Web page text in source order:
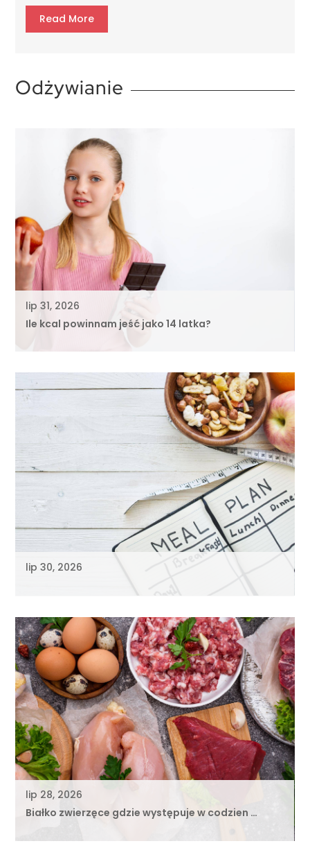
Read More
Odżywianie
lip 31, 2026
Ile kcal powinnam jeść jako 14 latka?
lip 30, 2026
lip 28, 2026
Białko zwierzęce gdzie występuje w codzien …